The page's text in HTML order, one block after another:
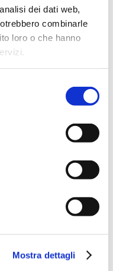
dei dati web,
combinarle
loro o che hanno
Mostra dettagli